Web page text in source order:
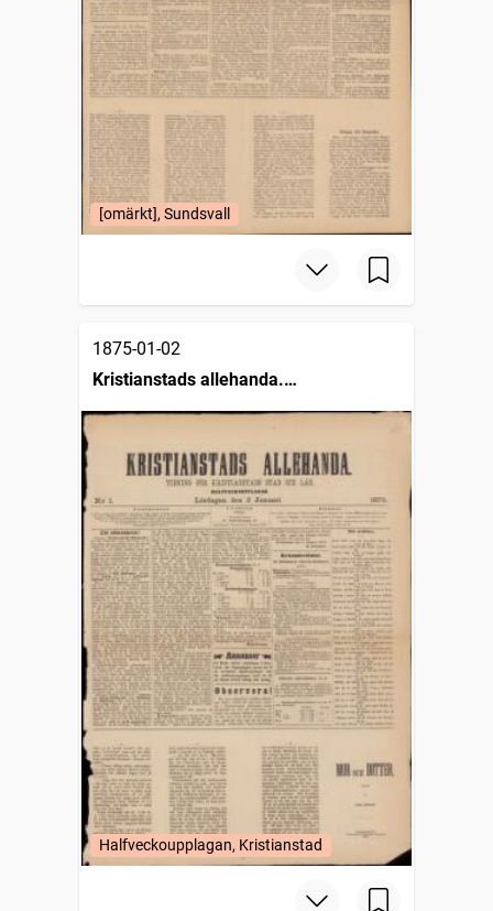
[omärkt], Sundsvall
1875-01-02
Kristianstads allehanda.
Halvveckoupplagan (1872 )
Halfveckoupplagan, Kristianstad